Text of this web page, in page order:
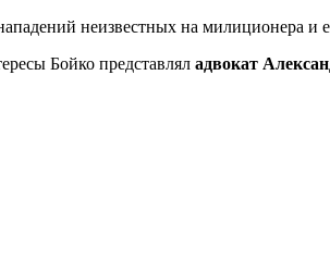
неизвестных на милиционера и
Бойко представлял адвокат